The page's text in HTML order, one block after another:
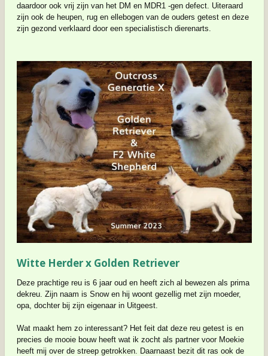
daardoor ook vrij zijn van het DM en MDR1 -gen defect. Uiteraard
zijn ook de heupen, rug en ellebogen van de ouders getest en deze
zijn gezond verklaard door een specialistisch dierenarts.
Witte Herder x Golden Retriever
Deze prachtige reu is 6 jaar oud en heeft zich al bewezen als prima
dekreu. Zijn naam is Snow en hij woont gezellig met zijn moeder,
opa, dochter bij zijn eigenaar in Uitgeest.
Wat maakt hem zo interessant? Het feit dat deze reu getest is en
precies de mooie bouw heeft wat ik zocht als partner voor Moekie
heeft mij over de streep getrokken. Daarnaast bezit dit ras ook de